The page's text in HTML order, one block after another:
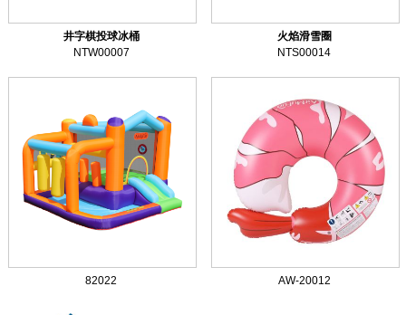
井字棋投球冰桶
NTW00007
火焰滑雪圈
NTS00014
82022 AW-20012